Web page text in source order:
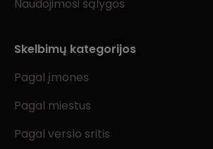
Naudojimosi sąlygos
Skelbimų kategorijos
Pagal įmones
Pagal miestus
Pagal verslo sritis